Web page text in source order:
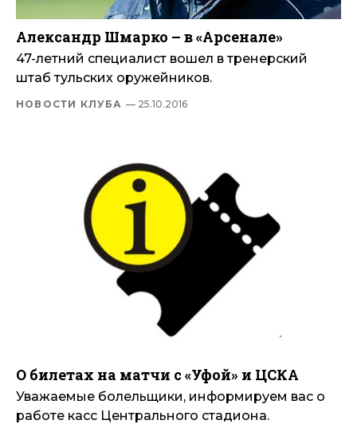
Александр Шмарко – в «Арсенале»
47-летний специалист вошел в тренерский
штаб тульских оружейников.
НОВОСТИ КЛУБА — 25.10.2016
О билетах на матчи с «Уфой» и ЦСКА
Уважаемые болельщики, информируем вас о
работе касс Центрального стадиона.